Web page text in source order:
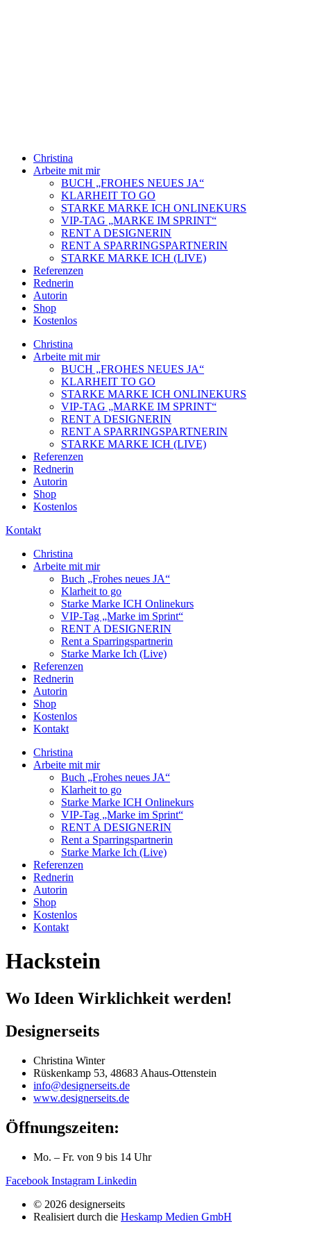
Christina
Arbeite mit mir
BUCH „FROHES NEUES JA“
KLARHEIT TO GO
STARKE MARKE ICH ONLINEKURS
VIP-TAG „MARKE IM SPRINT“
RENT A DESIGNERIN
RENT A SPARRINGSPARTNERIN
STARKE MARKE ICH (LIVE)
Referenzen
Rednerin
Autorin
Shop
Kostenlos
Christina
Arbeite mit mir
BUCH „FROHES NEUES JA“
KLARHEIT TO GO
STARKE MARKE ICH ONLINEKURS
VIP-TAG „MARKE IM SPRINT“
RENT A DESIGNERIN
RENT A SPARRINGSPARTNERIN
STARKE MARKE ICH (LIVE)
Referenzen
Rednerin
Autorin
Shop
Kostenlos
Kontakt
Christina
Arbeite mit mir
Buch „Frohes neues JA“
Klarheit to go
Starke Marke ICH Onlinekurs
VIP-Tag „Marke im Sprint“
RENT A DESIGNERIN
Rent a Sparringspartnerin
Starke Marke Ich (Live)
Referenzen
Rednerin
Autorin
Shop
Kostenlos
Kontakt
Christina
Arbeite mit mir
Buch „Frohes neues JA“
Klarheit to go
Starke Marke ICH Onlinekurs
VIP-Tag „Marke im Sprint“
RENT A DESIGNERIN
Rent a Sparringspartnerin
Starke Marke Ich (Live)
Referenzen
Rednerin
Autorin
Shop
Kostenlos
Kontakt
Hackstein
Wo Ideen Wirklichkeit werden!
Designerseits
Christina Winter
Rüskenkamp 53, 48683 Ahaus-Ottenstein
info@designerseits.de
www.designerseits.de
Öffnungszeiten:
Mo. – Fr. von 9 bis 14 Uhr
Facebook Instagram Linkedin
© 2026 designerseits
Realisiert durch die Heskamp Medien GmbH